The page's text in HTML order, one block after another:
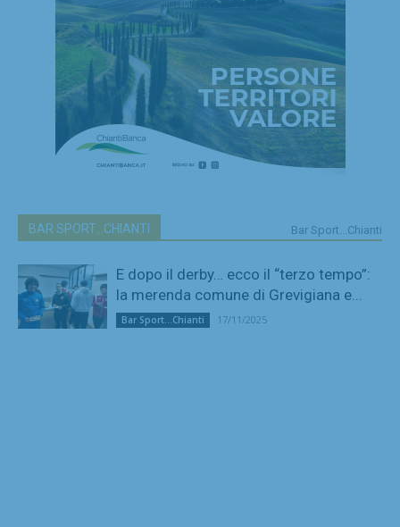
BAR SPORT...CHIANTI Bar Sport...Chianti
E dopo il derby… ecco il “terzo tempo”:
la merenda comune di Grevigiana e...
Bar Sport...Chianti 17/11/2025